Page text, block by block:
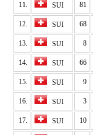
11. SUI 81
12. SUI 68
13. SUI 8
14. SUI 66
15. SUI 9
16. SUI 3
17. SUI 10